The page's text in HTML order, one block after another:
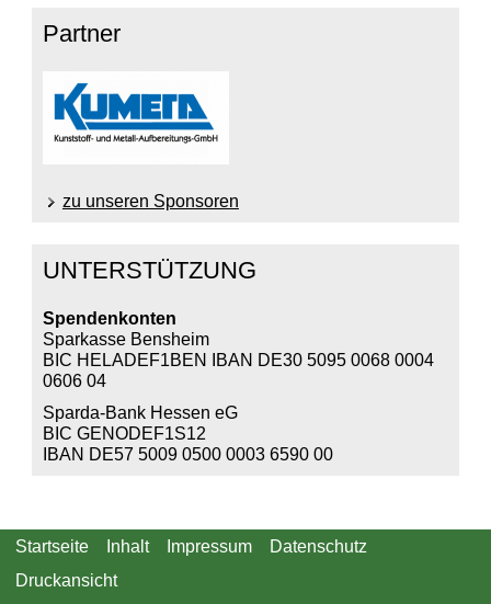
Partner
zu unseren Sponsoren
UNTERSTÜTZUNG
Spendenkonten
Sparkasse Bensheim
BIC HELADEF1BEN IBAN DE30 5095 0068 0004
0606 04
Sparda-Bank Hessen eG
BIC GENODEF1S12
IBAN DE57 5009 0500 0003 6590 00
Startseite Inhalt Impressum
Datenschutz
Druckansicht